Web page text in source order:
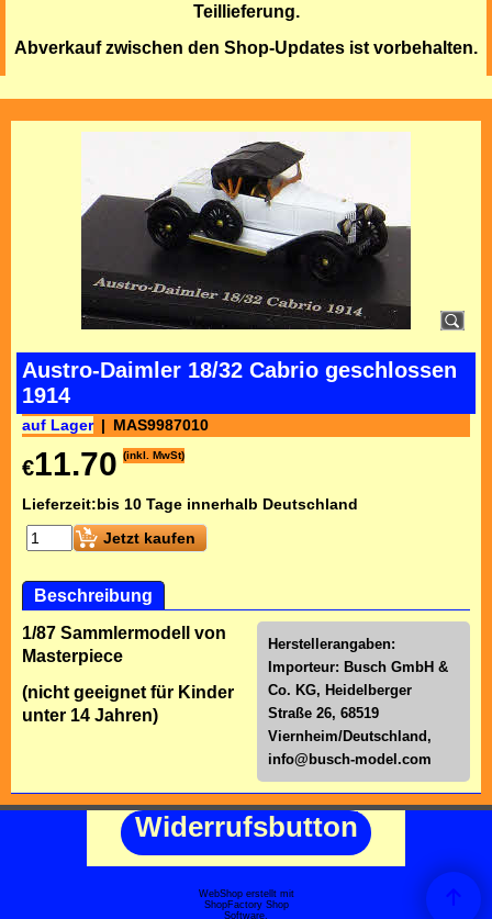
Teillieferung.
Abverkauf zwischen den Shop-Updates ist vorbehalten.
Austro-Daimler 18/32 Cabrio geschlossen
1914
auf Lager MAS9987010
€11.70 (inkl. MwSt)
Lieferzeit:bis 10 Tage innerhalb Deutschland
Jetzt kaufen
Beschreibung
Herstellerangaben:
Importeur: Busch GmbH &
Co. KG, Heidelberger
Straße 26, 68519
Viernheim/Deutschland,
info@busch-model.com
1/87 Sammlermodell von
Masterpiece
(nicht geeignet für Kinder
unter 14 Jahren)
Widerrufsbutton
WebShop erstellt mit
ShopFactory Shop
Software.